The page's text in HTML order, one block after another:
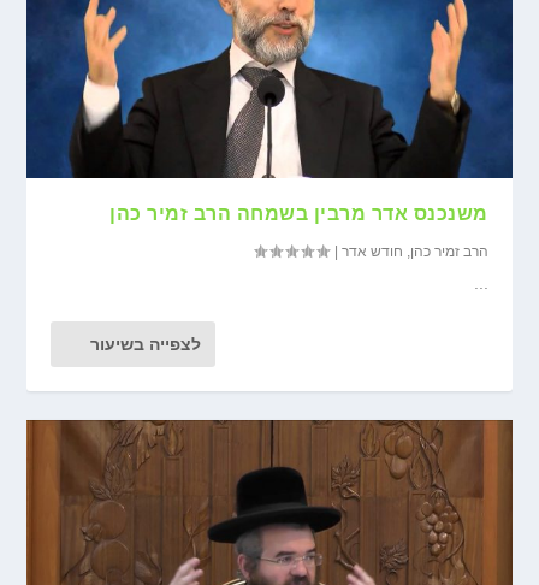
משנכנס אדר מרבין בשמחה הרב זמיר כהן
הרב זמיר כהן, חודש אדר |
...
לצפייה בשיעור